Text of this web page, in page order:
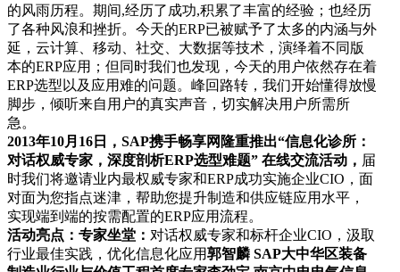
的风雨历程。期间,经历了成功,积累了丰富的经验；也经历
了各种风浪和挫折。今天的ERP已被赋予了太多的内涵与外
延，云计算、移动、社交、大数据等技术，演绎着不同版
本的ERP应用；但同时我们也发现，今天的用户依然存在着
ERP选型以及应用难的问题。峰回路转，我们开始懂得放慢
脚步，倾听来自用户的真实声音，切实解决用户所需所
急。
2013年10月16日，SAP携手畅享网隆重推出“信息化诊所：
对话权威专家，深度剖析ERP选型难题” 在线交流活动， 届
时我们将邀请业内最权威专家和ERP成功实施企业CIO，面
对面为您指点迷津，帮助您提升制造和供应链应用水平，
实现端到端的按需配置的ERP应用流程。
活动亮点： 专家坐堂： 对话权威专家和标杆企业CIO，汲取
行业最佳实践，优化信息化应用郭智麟 SAP大中华区装备